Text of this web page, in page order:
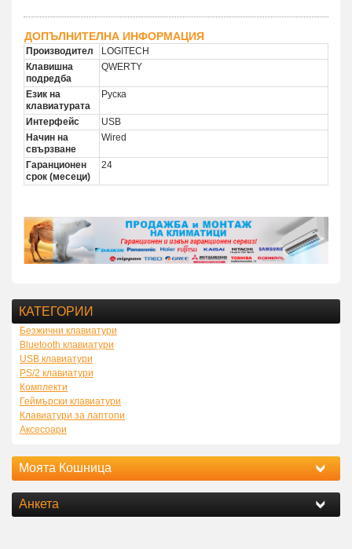
ДОПЪЛНИТЕЛНА ИНФОРМАЦИЯ
Производител
LOGITECH
Клавишна
подредба
QWERTY
Език на
клавиатурата
Руска
Интерфейс
USB
Начин на
свързване
Wired
Гаранционен
срок (месеци)
24
КАТЕГОРИИ
Безжични клавиатури
Bluetooth клавиатури
USB клавиатури
PS/2 клавиатури
Комплекти
Геймърски клавиатури
Клавиатури за лаптопи
Аксесоари
Моята Кошница
Анкета